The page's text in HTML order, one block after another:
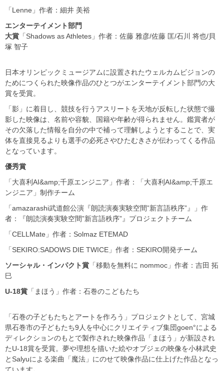
「Lenne」作者：細井 美裕
エンターテイメント部門
大賞 「Shadows as Athletes」作者：佐藤 雅彦/佐藤 匡/石川 将也/貝
塚 智子
日本オリンピックミュージアムに設置されたウェルカムビジョンの
ためにつくられた映像作品のひとつがエンターテイメント部門の大
賞を受賞。
「影」に着目し、競技を行うアスリートを天地が反転した状態で撮
影した映像は、名前や容貌、国籍や年齢が得られません。鑑賞者が
その欠落した情報を自分の中で補って理解しようとすることで、実
体を直接見るよりも選手の必死さやひたむきさが伝わってくる作品
となっています。
優秀賞
「大喜利AI&amp;千原エンジニア」作者：「大喜利AI&amp;千原エ
ンジニア」制作チーム
「amazarashi武道館公演『朗読演奏実験空間”新言語秩序”』」作
者：『朗読演奏実験空間”新言語秩序”』プロジェクトチーム
「CELLMate」作者：Solmaz ETEMAD
「SEKIRO:SADOWS DIE TWICE」作者：SEKIRO開発チーム
ソーシャル・インパクト賞 「移動を無料に nommoc」作者：吉田 拓
巳
U-18賞 「まほう」作者：石巻のこどもたち
「石巻の子どもたちとアートを作ろう」プロジェクトとして、宮城
県石巻市の子どもたち9人を中心にクリエイティブ集団goen°による
ディレクションのもとで製作された映像作品「まほう」が新設され
たU-18賞を受賞。夢や理想を描いた絵やオブジェの映像を小林武史
とSalyuによる楽曲「魔法」にのせて映像作品に仕上げた作品となっ